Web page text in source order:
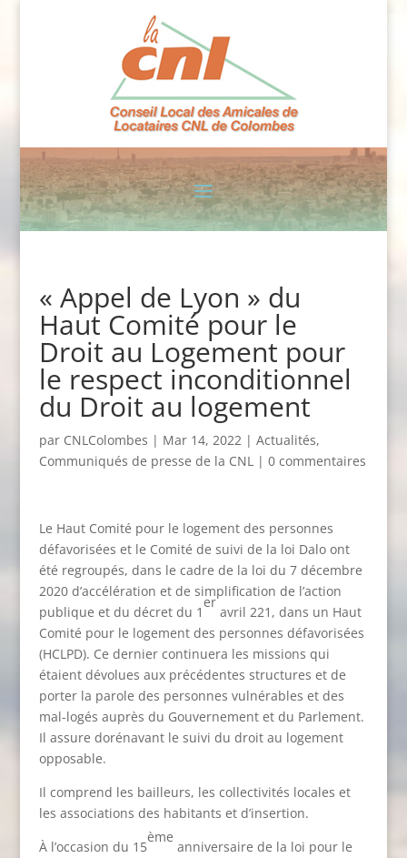
« Appel de Lyon » du
Haut Comité pour le
Droit au Logement pour
le respect inconditionnel
du Droit au logement
par CNLColombes | Mar 14, 2022| Actualités,
Communiqués de presse de la CNL| 0 commentaires
Le Haut Comité pour le logement des personnes
défavorisées et le Comité de suivi de la loi Dalo ont
été regroupés, dans le cadre de la loi du 7 décembre
2020 d’accélération et de simplification de l’action
publique et du décret du 1
er
avril 221, dans un Haut
Comité pour le logement des personnes défavorisées
(HCLPD). Ce dernier continuera les missions qui
étaient dévolues aux précédentes structures et de
porter la parole des personnes vulnérables et des
mal-logés auprès du Gouvernement et du Parlement.
Il assure dorénavant le suivi du droit au logement
opposable.
Il comprend les bailleurs, les collectivités locales et
les associations des habitants et d’insertion.
À l’occasion du 15
ème
anniversaire de la loi pour le